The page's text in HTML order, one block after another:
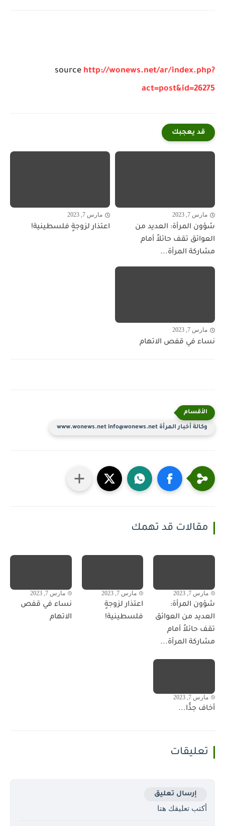
source http://wonews.net/ar/index.php?
act=post&id=26275
قد يعجبك
مارس 7, 2023
شؤون المرأة: العديد من
العوائق تقف حائلاً أمام
مشاركة المرأة...
مارس 7, 2023
اعتذار لزوجةٍ فلسطينية!
مارس 7, 2023
نساء في قفص الاتهام
وكالة أخبار المرأة www.wonews.net info@wonews.net
مقالات قد تهمك
مارس 7, 2023
شؤون المرأة:
العديد من العوائق
تقف حائلاً أمام
مشاركة المرأة...
مارس 7, 2023
اعتذار لزوجةٍ
فلسطينية!
مارس 7, 2023
نساء في قفص
الاتهام
مارس 7, 2023
أخاف جدًّا...
تعليقات
إرسال تعليق
أكتب تعليقك هتا